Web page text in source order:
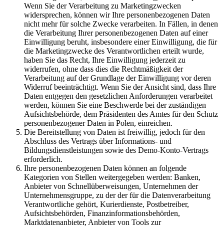
Wenn Sie der Verarbeitung zu Marketingzwecken
widersprechen, können wir Ihre personenbezogenen Daten
nicht mehr für solche Zwecke verarbeiten. In Fällen, in denen
die Verarbeitung Ihrer personenbezogenen Daten auf einer
Einwilligung beruht, insbesondere einer Einwilligung, die für
die Marketingzwecke des Verantwortlichen erteilt wurde,
haben Sie das Recht, Ihre Einwilligung jederzeit zu
widerrufen, ohne dass dies die Rechtmäßigkeit der
Verarbeitung auf der Grundlage der Einwilligung vor deren
Widerruf beeinträchtigt. Wenn Sie der Ansicht sind, dass Ihre
Daten entgegen den gesetzlichen Anforderungen verarbeitet
werden, können Sie eine Beschwerde bei der zuständigen
Aufsichtsbehörde, dem Präsidenten des Amtes für den Schutz
personenbezogener Daten in Polen, einreichen.
Die Bereitstellung von Daten ist freiwillig, jedoch für den
Abschluss des Vertrags über Informations- und
Bildungsdienstleistungen sowie des Demo-Konto-Vertrags
erforderlich.
Ihre personenbezogenen Daten können an folgende
Kategorien von Stellen weitergegeben werden: Banken,
Anbieter von Schnellüberweisungen, Unternehmen der
Unternehmensgruppe, zu der der für die Datenverarbeitung
Verantwortliche gehört, Kurierdienste, Postbetreiber,
Aufsichtsbehörden, Finanzinformationsbehörden,
Marktdatenanbieter, Anbieter von Tools zur